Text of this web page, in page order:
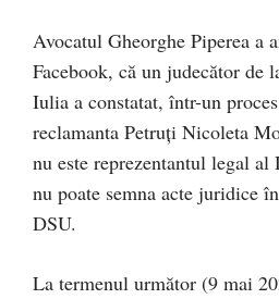
Avocatul Gheorghe Piperea a
Facebook, că un judecător de
Iulia a constatat, într-un
reclamanta Petruți Nicoleta
nu este reprezentantul legal
nu poate semna acte juridice
DSU.
La termenul următor (9 mai